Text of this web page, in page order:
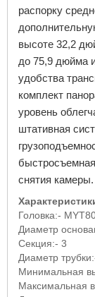
распорку
высоте 32,2
до 75,9 дюйма
удобства
комплект
уровень
штативная
снятия камеры.
Головка:- MYT
Диаметр
Секция:- 3
Диаметр
Минимальная
Максимальная